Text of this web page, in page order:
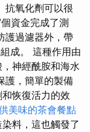
抗氧化劑可以很
資金完成了測
護過濾器外，帶
成。 這種作用由
神經酰胺和海水
護，簡單的製備
恢復活力的效
美味的茶會餐點
料，這也觸發了